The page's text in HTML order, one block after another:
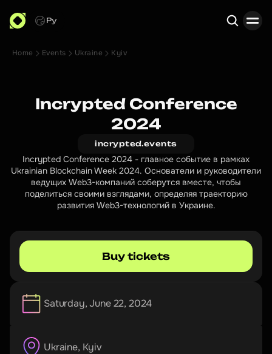
Ру
Home Events Ukraine Kyiv
Incrypted Conference
2024
incrypted.events
Incrypted Conference 2024 - главное событие в рамках
Ukrainian Blockchain Week 2024. Основатели и руководители
ведущих Web3-компаний соберутся вместе, чтобы
поделиться своими взглядами, определяя траекторию
развития Web3-технологий в Украине.
Buy tickets
Saturday, June 22, 2024
Ukraine, Kyiv